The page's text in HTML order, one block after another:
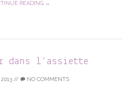
READING →
dans l’assiette
// NO COMMENTS